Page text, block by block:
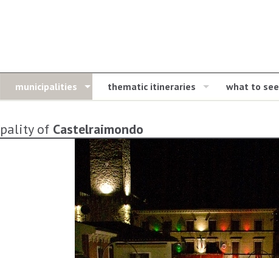
municipalities thematic itineraries what to see
of Castelraimondo